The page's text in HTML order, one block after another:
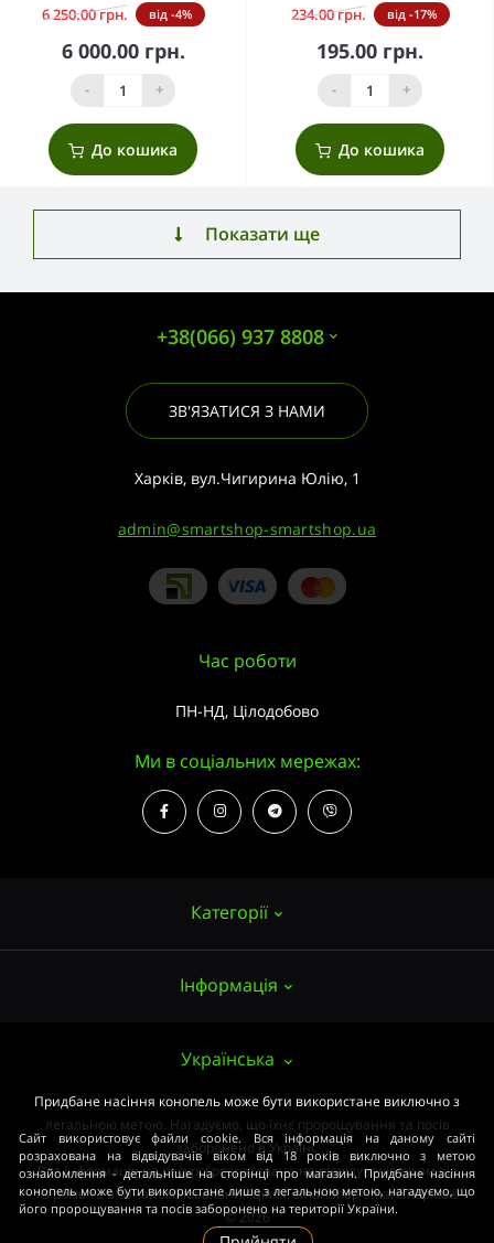
6 250.00 грн. від -4%
6 000.00 грн.
- +
До кошика
234.00 грн. від -17%
195.00 грн.
- +
До кошика
Показати ще
+38(066) 937 8808
ЗВ'ЯЗАТИСЯ З НАМИ
Харків, вул.Чигирина Юлію, 1
admin@smartshop-smartshop.ua
Категорії
Потужні сорти
Медичні сорти
Початківцям
ОПТОМ
Інформація
Публічний договір (ОФЕРТА)
Оплата та доставка
Умови угоди
Закон
Час роботи
ПН-НД, Цілодобово
Ми в соціальних мережах:
Українська
Придбане насіння конопель може бути використане виключно з
легальною метою. Нагадуємо, що їхнє пророщування та посів
заборонено в Україні.
Вся інформація на ресурсі розрахована на відвідувачів віком від
18 років та в ознайомлювальних цілях. smartshop-smartshop.ua®
© 2026
Сайт використовує файли cookie. Вся інформація на даному сайті
розрахована на відвідувачів віком від 18 років виключно з метою
ознайомлення - детальніше на сторінці про магазин. Придбане насіння
конопель може бути використане лише з легальною метою, нагадуємо, що
його пророщування та посів заборонено на території України.